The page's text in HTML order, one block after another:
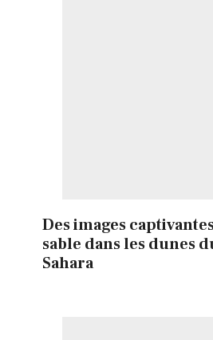
Des images
sable dans les dunes
Sahara